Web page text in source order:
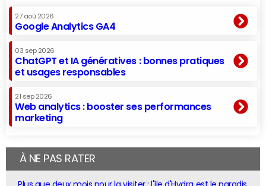
27 aoû 2026
Google Analytics GA4
03 sep 2026
ChatGPT et IA génératives : bonnes pratiques
et usages responsables
21 sep 2026
Web analytics : booster ses performances
marketing
À NE PAS RATER
Plus que deux mois pour la visiter : l'île d'Hydra est le paradis